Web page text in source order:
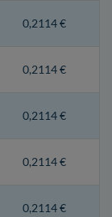
0,2114 €
0,2114 €
0,2114 €
0,2114 €
0,2114 €